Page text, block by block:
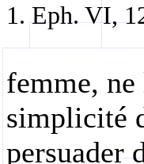
1. Eph. VI,
femme, ne
simplicité
persuader